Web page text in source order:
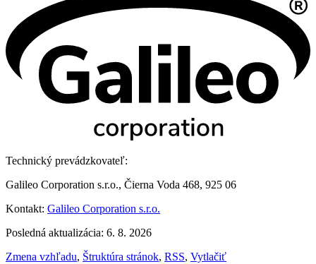
Technický prevádzkovateľ:
Galileo Corporation s.r.o., Čierna Voda 468, 925 06
Kontakt: Galileo Corporation s.r.o.
Posledná aktualizácia: 6. 8. 2026
Zmena vzhľadu, Štruktúra stránok, RSS, Vytlačiť